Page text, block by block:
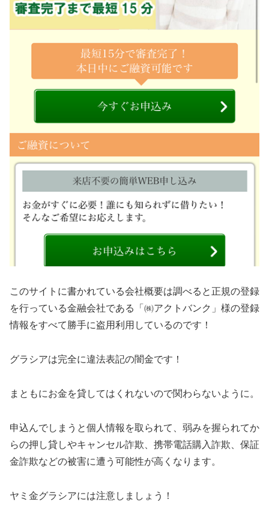
このサイトに書かれている会社概要は調べると正規の登録
を行っている金融会社である「㈱アクトバンク」様の登録
情報をすべて勝手に盗用利用しているのです！
グラシアは完全に違法表記の闇金です！
まともにお金を貸してはくれないので関わらないように。
申込んでしまうと個人情報を取られて、弱みを握られてか
らの押し貸しやキャンセル詐欺、携帯電話購入詐欺、保証
金詐欺などの被害に遭う可能性が高くなります。
ヤミ金グラシアには注意しましょう！